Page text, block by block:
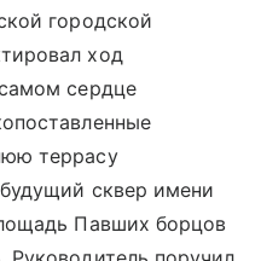
городской
ход
сердце
террасу
сквер имени
Павших борцов